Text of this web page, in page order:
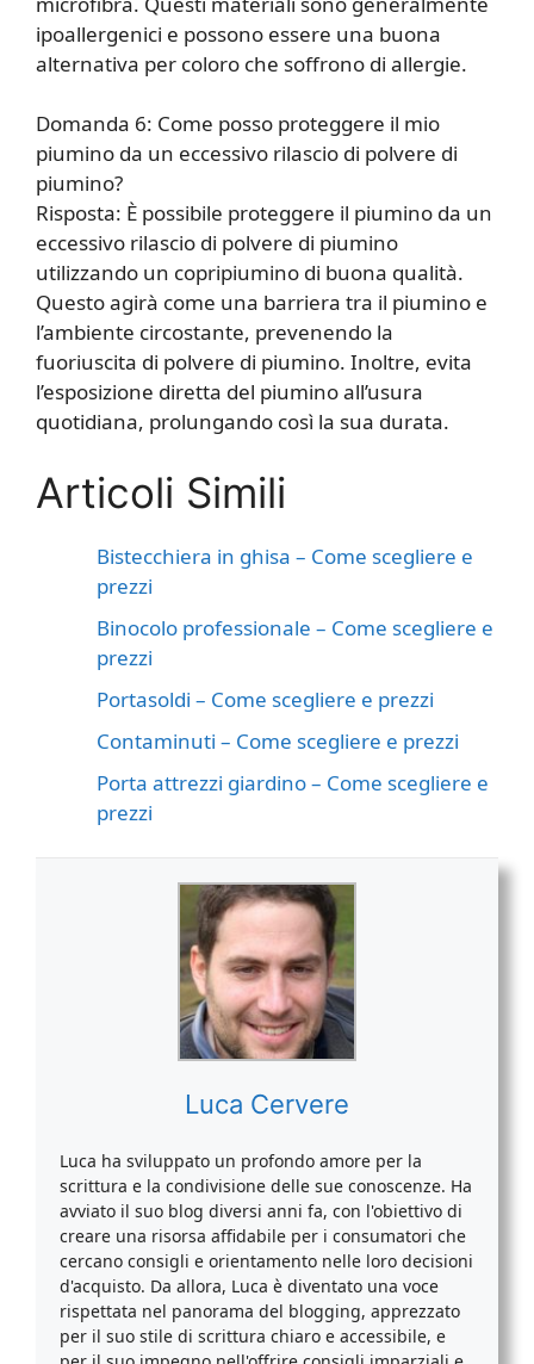
ipoallergenici e possono essere una buona
alternativa per coloro che soffrono di allergie.
Domanda 6: Come posso proteggere il mio
piumino da un eccessivo rilascio di polvere di
piumino?
Risposta: È possibile proteggere il piumino da un
eccessivo rilascio di polvere di piumino
utilizzando un copripiumino di buona qualità.
Questo agirà come una barriera tra il piumino e
l’ambiente circostante, prevenendo la
fuoriuscita di polvere di piumino. Inoltre, evita
l’esposizione diretta del piumino all’usura
quotidiana, prolungando così la sua durata.
Articoli Simili
Bistecchiera in ghisa – Come scegliere e
prezzi
Binocolo professionale – Come scegliere e
prezzi
Portasoldi – Come scegliere e prezzi
Contaminuti – Come scegliere e prezzi
Porta attrezzi giardino – Come scegliere e
prezzi
Luca Cervere
Luca ha sviluppato un profondo amore per la
scrittura e la condivisione delle sue conoscenze. Ha
avviato il suo blog diversi anni fa, con l'obiettivo di
creare una risorsa affidabile per i consumatori che
cercano consigli e orientamento nelle loro decisioni
d'acquisto. Da allora, Luca è diventato una voce
rispettata nel panorama del blogging, apprezzato
per il suo stile di scrittura chiaro e accessibile, e